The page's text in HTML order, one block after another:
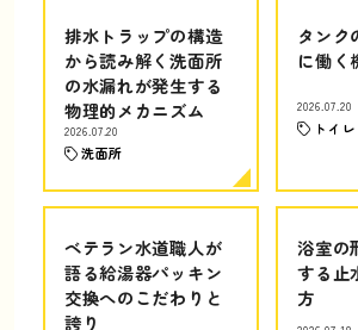
排水トラップの構造
から読み解く洗面所
の水漏れが発生する
物理的メカニズム
2026.07.20
洗面所
タンク
に働く
2026.07.20
トイレ
ベテラン水道職人が
語る給湯器パッキン
交換へのこだわりと
誇り
浴室の
する止
方